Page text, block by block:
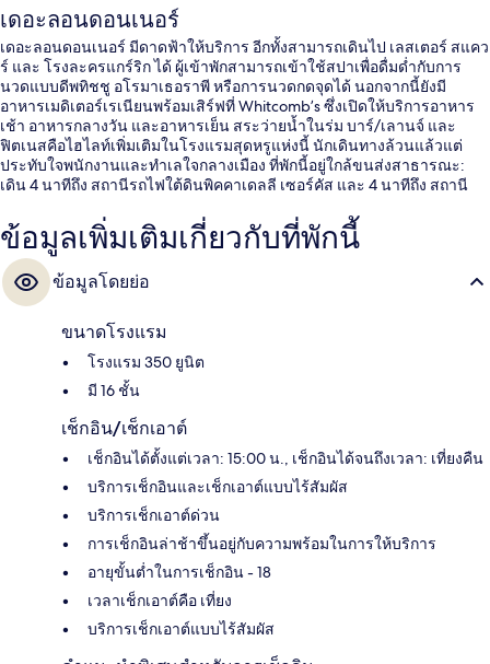
เดอะลอนดอนเนอร์
เดอะลอนดอนเนอร์ มีดาดฟ้าให้บริการ อีกทั้งสามารถเดินไป เลสเตอร์ สแคว
ร์ และ โรงละครแกร์ริก ได้ ผู้เข้าพักสามารถเข้าใช้สปาเพื่อดื่มด่ำกับการ
นวดแบบดีพทิชชู อโรมาเธอราพี หรือการนวดกดจุดได้ นอกจากนี้ยังมี
อาหารเมดิเตอร์เรเนียนพร้อมเสิร์ฟที่ Whitcomb’s ซึ่งเปิดให้บริการอาหาร
เช้า อาหารกลางวัน และอาหารเย็น สระว่ายน้ำในร่ม บาร์/เลานจ์ และ
ฟิตเนสคือไฮไลท์เพิ่มเติมในโรงแรมสุดหรูแห่งนี้ นักเดินทางล้วนแล้วแต่
ประทับใจพนักงานและทำเลใจกลางเมือง ที่พักนี้อยู่ใกล้ขนส่งสาธารณะ:
เดิน 4 นาทีถึง สถานีรถไฟใต้ดินพิคคาเดลลี เซอร์คัส และ 4 นาทีถึง สถานี
ข้อมูลเพิ่มเติมเกี่ยวกับที่พักนี้
ข้อมูลโดยย่อ
ขนาดโรงแรม
โรงแรม 350 ยูนิต
มี 16 ชั้น
เช็กอิน/เช็กเอาต์
เช็กอินได้ตั้งแต่เวลา: 15:00 น., เช็กอินได้จนถึงเวลา: เที่ยงคืน
บริการเช็กอินและเช็กเอาต์แบบไร้สัมผัส
บริการเช็กเอาต์ด่วน
การเช็กอินล่าช้าขึ้นอยู่กับความพร้อมในการให้บริการ
อายุขั้นต่ำในการเช็กอิน - 18
เวลาเช็กเอาต์คือ เที่ยง
บริการเช็กเอาต์แบบไร้สัมผัส